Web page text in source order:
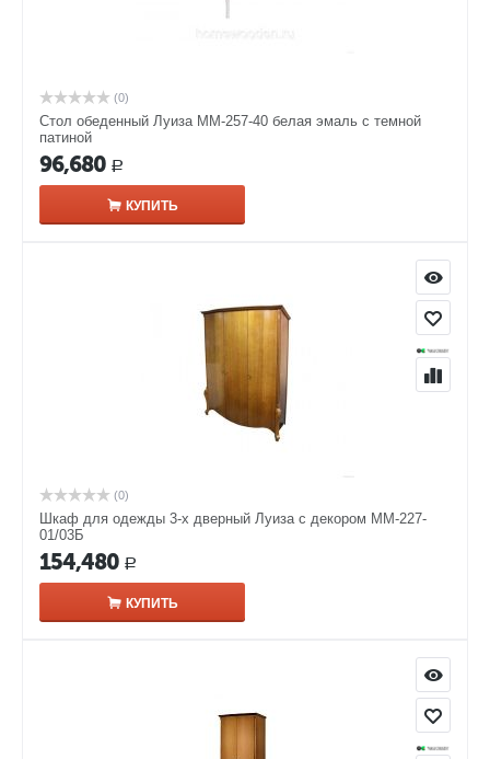
(0)
Стол обеденный Луиза ММ-257-40 белая эмаль с темной
патиной
96,680 Р
КУПИТЬ
(0)
Шкаф для одежды 3-х дверный Луиза с декором ММ-227-
01/03Б
154,480 Р
КУПИТЬ